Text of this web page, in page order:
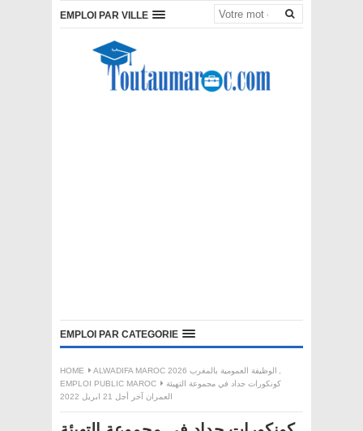
EMPLOI PAR VILLE
EMPLOI PAR CATEGORIE
HOME ALWADIFA MAROC 2026 الوظيفة العمومية بالمغرب
,
EMPLOI PUBLIC MAROC
كونكورات جداد في مجموعة التهيئة
العمران آخر أجل 21 ابريل 2022